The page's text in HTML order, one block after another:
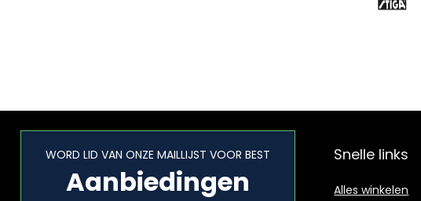
WORD LID VAN ONZE MAILLIJST VOOR BEST
Aanbiedingen
Snelle links
Alles winkelen